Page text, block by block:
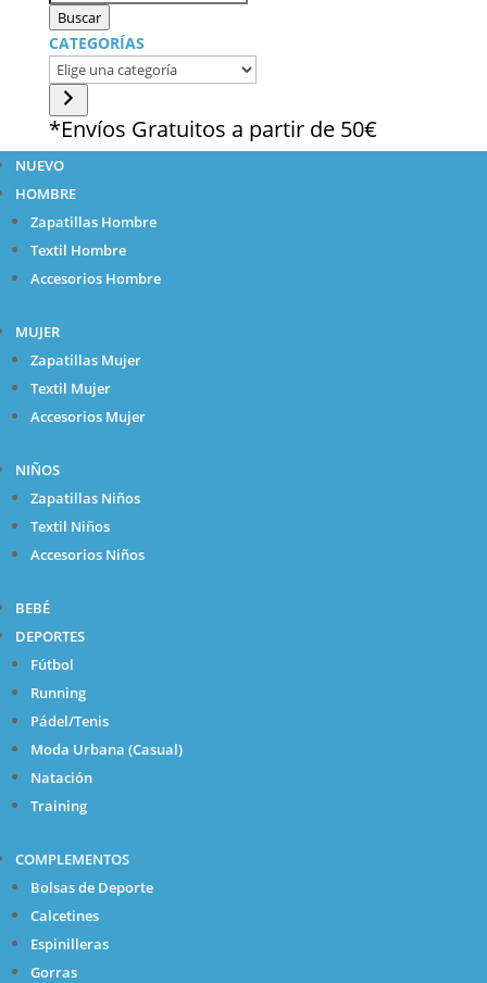
de
productos
Buscar
CATEGORÍAS
Elige
una
categoría
*Envíos Gratuitos a partir de 50€
NUEVO
HOMBRE
Zapatillas Hombre
Textil Hombre
Accesorios Hombre
MUJER
Zapatillas Mujer
Textil Mujer
Accesorios Mujer
NIÑOS
Zapatillas Niños
Textil Niños
Accesorios Niños
BEBÉ
DEPORTES
Fútbol
Running
Pádel/Tenis
Moda Urbana (Casual)
Natación
Training
COMPLEMENTOS
Bolsas de Deporte
Calcetines
Espinilleras
Gorras